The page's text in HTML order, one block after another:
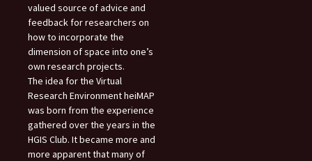
valued source of advice and
feedback for researchers on
how to incorporate the
dimension of space into one’s
own research projects.
The idea for the Virtual
Research Environment heiMAP
was born from the experience
gathered over the years in the
HGIS Club. It became more and
more apparent that many of